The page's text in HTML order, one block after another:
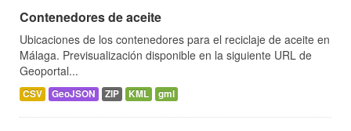
Contenedores de aceite
Ubicaciones de los contenedores para el reciclaje de aceite en
Málaga. Previsualización disponible en la siguiente URL de
Geoportal...
CSV GeoJSON ZIP KML gml